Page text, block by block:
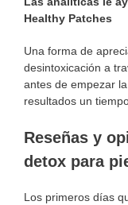
Healthy Patches
Una forma de
desintoxicación a
antes de empezar
resultados un
Reseñas y
detox para
Los primeros días